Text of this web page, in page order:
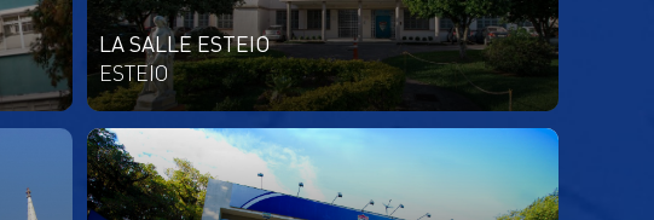
LA SALLE ESTEIO
ESTEIO